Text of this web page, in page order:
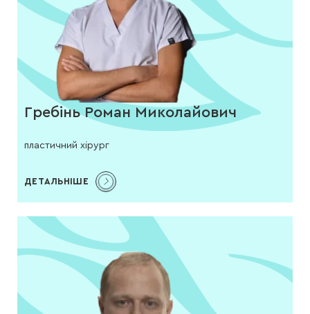
Гребінь Роман Миколайович
пластичний хірург
ДЕТАЛЬНІШЕ